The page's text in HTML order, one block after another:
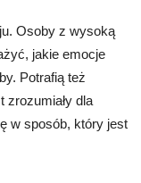
Osoby z wysoką
jakie emocje
Potrafią też
zrozumiały dla
w sposób, który jest